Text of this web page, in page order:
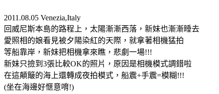
2011.08.05 Venezia,Italy
回威尼斯本島的路程上，太陽漸漸西落，新妹也漸漸睡去
愛照相的娘看見被夕陽染紅的天際，就拿著相機猛拍
等船靠岸，新妹把相機拿來瞧，悲劇一場!!!
新妹只撿到3張比較OK的照片，原因是相機模式調錯啦
在這顛簸的海上還轉成夜拍模式，船震+手震=模糊!!!
(坐在海邊好愜意唷!)